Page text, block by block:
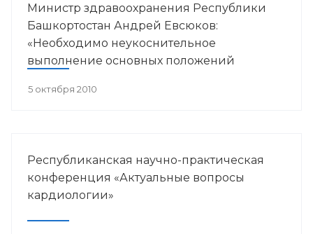
Министр здравоохранения Республики
Башкортостан Андрей Евсюков:
«Необходимо неукоснительное
выполнение основных положений
5 октября 2010
Республиканская научно-практическая
конференция «Актуальные вопросы
кардиологии»